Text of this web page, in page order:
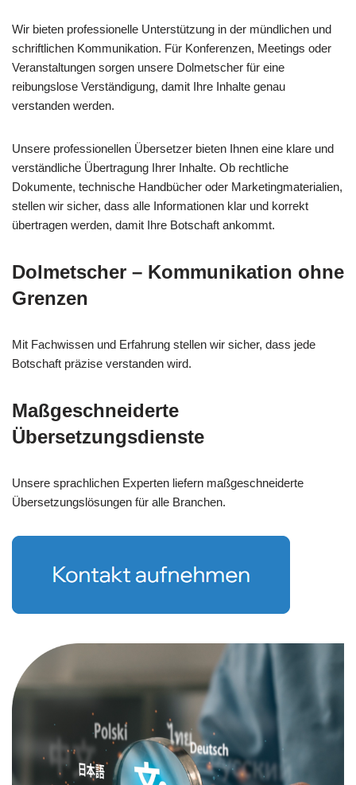
Wir bieten professionelle Unterstützung in der mündlichen und
schriftlichen Kommunikation. Für Konferenzen, Meetings oder
Veranstaltungen sorgen unsere Dolmetscher für eine
reibungslose Verständigung, damit Ihre Inhalte genau
verstanden werden.
Unsere professionellen Übersetzer bieten Ihnen eine klare und
verständliche Übertragung Ihrer Inhalte. Ob rechtliche
Dokumente, technische Handbücher oder Marketingmaterialien,
stellen wir sicher, dass alle Informationen klar und korrekt
übertragen werden, damit Ihre Botschaft ankommt.
Dolmetscher – Kommunikation ohne
Grenzen
Mit Fachwissen und Erfahrung stellen wir sicher, dass jede
Botschaft präzise verstanden wird.
Maßgeschneiderte
Übersetzungsdienste
Unsere sprachlichen Experten liefern maßgeschneiderte
Übersetzungslösungen für alle Branchen.